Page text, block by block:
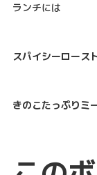
ランチには
スパイシーロー
きのこたっぷり